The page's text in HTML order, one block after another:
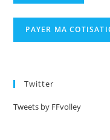
Twitter
Tweets by FFvolley